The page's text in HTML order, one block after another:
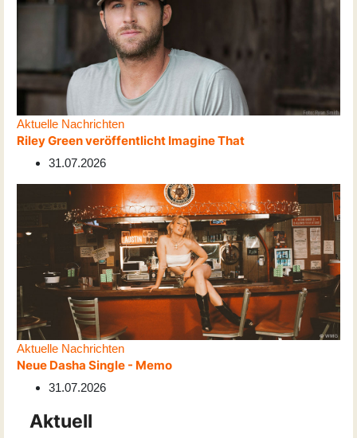
Aktuelle Nachrichten
Riley Green veröffentlicht Imagine That
31.07.2026
Aktuelle Nachrichten
Neue Dasha Single - Memo
31.07.2026
Aktuell